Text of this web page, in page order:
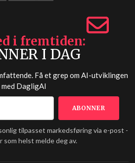
i fremtiden
I DAG
Få et grep om AI-utviklingen
med DagligAI
tilpasset markedsføring via e-post -
som helst melde deg av.